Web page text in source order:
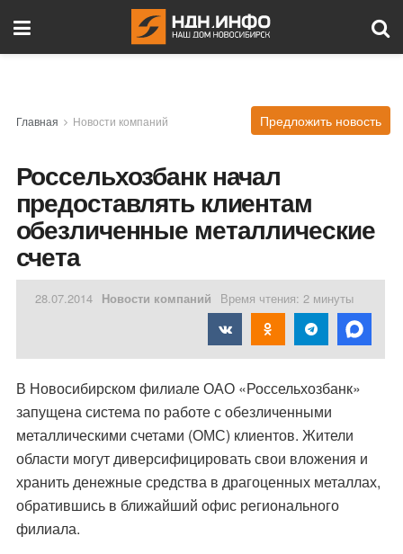
Главная Новости компаний Предложить новость
Россельхозбанк начал
предоставлять клиентам
обезличенные металлические
счета
28.07.2014 Новости компаний Время чтения: 2 минуты
В Новосибирском филиале ОАО «Россельхозбанк»
запущена система по работе с обезличенными
металлическими счетами (ОМС) клиентов. Жители
области могут диверсифицировать свои вложения и
хранить денежные средства в драгоценных металлах,
обратившись в ближайший офис регионального
филиала.